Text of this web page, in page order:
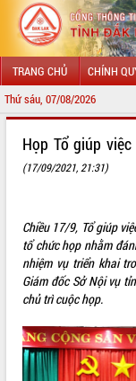
TRANG CHỦ CHÍNH
Thứ sáu, 07/08/2026
LÃNH ĐẠO UBND TỈNH
SỞ, BAN, NGÀNH
UBND CÁC XÃ, PHƯỜNG
HỆ THỐNG VĂN BẢN
Họp Tổ giúp
(17/09/2021, 21:31)
Chiều 17/9, Tổ giúp
tổ chức họp nhằm
nhiệm vụ triển khai
Giám đốc Sở Nội vụ
chủ trì cuộc họp.